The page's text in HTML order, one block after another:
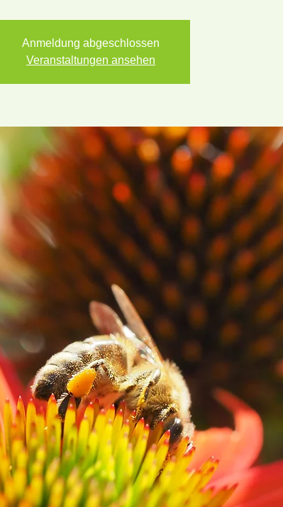
Anmeldung abgeschlossen
Veranstaltungen ansehen